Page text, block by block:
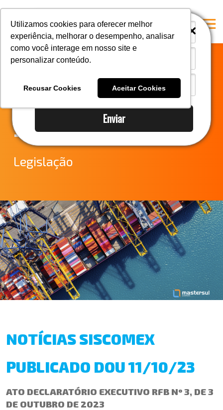
Enviar
Utilizamos cookies para oferecer melhor
experiência, melhorar o desempenho, analisar
como você interage em nosso site e
personalizar conteúdo.
Recusar Cookies Aceitar Cookies
i
i
A Mastersul
Responsabilidade social
Blog
Notícias do
Comércio Exterior
– Semana 42
Legislação
NOTÍCIAS SISCOMEX
PUBLICADO DOU 11/10/23
ATO DECLARATÓRIO EXECUTIVO RFB Nº 3, DE 3
DE OUTUBRO DE 2023